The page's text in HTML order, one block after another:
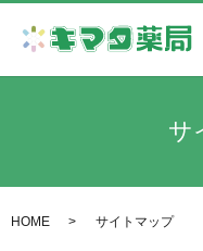
サ
HOME サイトマップ